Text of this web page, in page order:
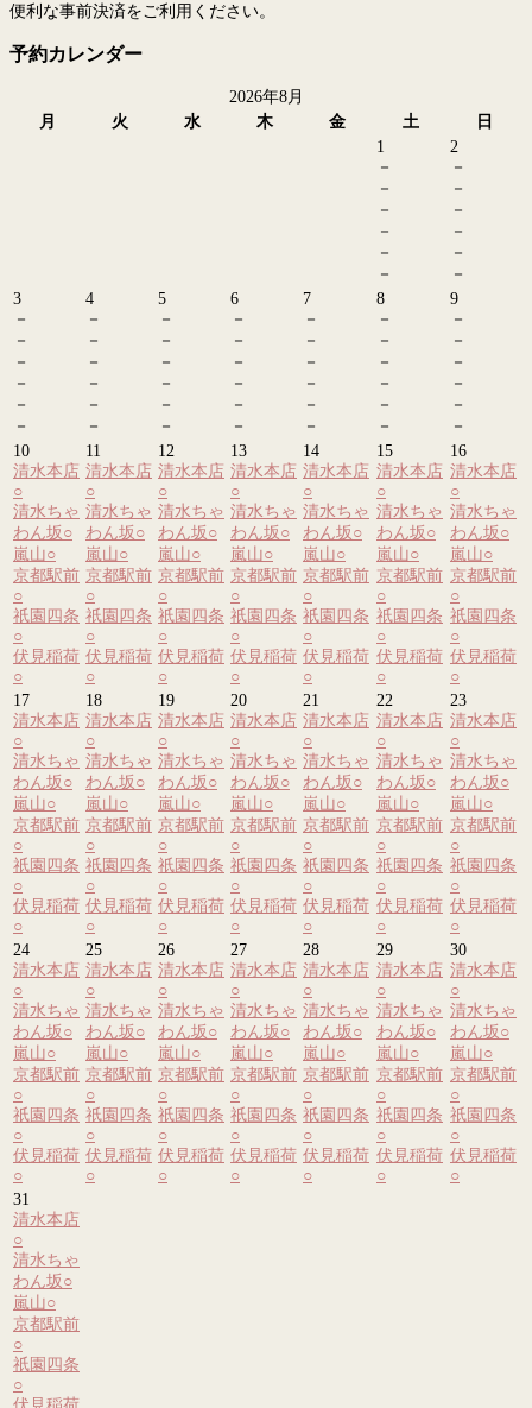
便利な事前決済をご利用ください。
予約カレンダー
2026年8月
月
火 水 木 金 土
日
1
－
－
－
－
－
－
2
－
－
－
－
－
－
3
－
－
－
－
－
－
4
－
－
－
－
－
－
5
－
－
－
－
－
－
6
－
－
－
－
－
－
7
－
－
－
－
－
－
8
－
－
－
－
－
－
9
－
－
－
－
－
－
10
清水本店
○
清水ちゃ
わん坂○
嵐山○
京都駅前
○
祇園四条
○
伏見稲荷
○
11
清水本店
○
清水ちゃ
わん坂○
嵐山○
京都駅前
○
祇園四条
○
伏見稲荷
○
12
清水本店
○
清水ちゃ
わん坂○
嵐山○
京都駅前
○
祇園四条
○
伏見稲荷
○
13
清水本店
○
清水ちゃ
わん坂○
嵐山○
京都駅前
○
祇園四条
○
伏見稲荷
○
14
清水本店
○
清水ちゃ
わん坂○
嵐山○
京都駅前
○
祇園四条
○
伏見稲荷
○
15
清水本店
○
清水ちゃ
わん坂○
嵐山○
京都駅前
○
祇園四条
○
伏見稲荷
○
16
清水本店
○
清水ちゃ
わん坂○
嵐山○
京都駅前
○
祇園四条
○
伏見稲荷
○
17
清水本店
○
清水ちゃ
わん坂○
嵐山○
京都駅前
○
祇園四条
○
伏見稲荷
○
18
清水本店
○
清水ちゃ
わん坂○
嵐山○
京都駅前
○
祇園四条
○
伏見稲荷
○
19
清水本店
○
清水ちゃ
わん坂○
嵐山○
京都駅前
○
祇園四条
○
伏見稲荷
○
20
清水本店
○
清水ちゃ
わん坂○
嵐山○
京都駅前
○
祇園四条
○
伏見稲荷
○
21
清水本店
○
清水ちゃ
わん坂○
嵐山○
京都駅前
○
祇園四条
○
伏見稲荷
○
22
清水本店
○
清水ちゃ
わん坂○
嵐山○
京都駅前
○
祇園四条
○
伏見稲荷
○
23
清水本店
○
清水ちゃ
わん坂○
嵐山○
京都駅前
○
祇園四条
○
伏見稲荷
○
24
清水本店
○
清水ちゃ
わん坂○
嵐山○
京都駅前
○
祇園四条
○
伏見稲荷
○
25
清水本店
○
清水ちゃ
わん坂○
嵐山○
京都駅前
○
祇園四条
○
伏見稲荷
○
26
清水本店
○
清水ちゃ
わん坂○
嵐山○
京都駅前
○
祇園四条
○
伏見稲荷
○
27
清水本店
○
清水ちゃ
わん坂○
嵐山○
京都駅前
○
祇園四条
○
伏見稲荷
○
28
清水本店
○
清水ちゃ
わん坂○
嵐山○
京都駅前
○
祇園四条
○
伏見稲荷
○
29
清水本店
○
清水ちゃ
わん坂○
嵐山○
京都駅前
○
祇園四条
○
伏見稲荷
○
30
清水本店
○
清水ちゃ
わん坂○
嵐山○
京都駅前
○
祇園四条
○
伏見稲荷
○
31
清水本店
○
清水ちゃ
わん坂○
嵐山○
京都駅前
○
祇園四条
○